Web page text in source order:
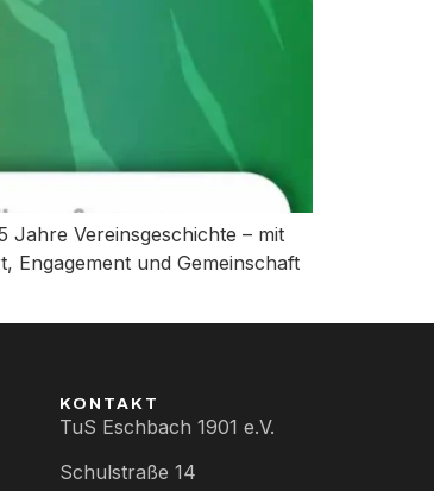
Jahre Vereinsgeschichte – mit
Engagement und Gemeinschaft
KONTAKT
TuS Eschbach 1901 e.V.
Schulstraße 14